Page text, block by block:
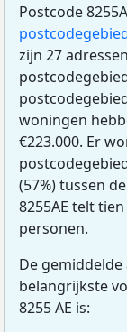
Postcode
zijn 27
woningen
€223.000. Er
(57%) tussen
8255AE telt
personen.
De
belangrijkste
8255 AE is: